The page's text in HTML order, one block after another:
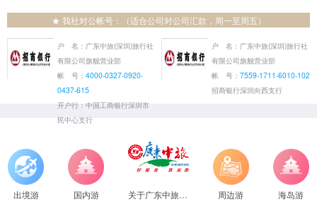
★ 我社对公帐号：（适合公司对公司汇款，周一至周五）
户 名：广东中旅(深圳)旅行社
有限公司旗舰营业部
帐 号： 4000-0327-0920-
0437-615
开户行：中国工商银行深圳市
民中心支行
户 名：广东中旅(深圳)旅行社
有限公司旗舰营业部
帐 号： 7559-1711-6010-102
招商银行深圳向西支行
出境游 国内游 关于广东中旅旅行社 周边游 海岛游